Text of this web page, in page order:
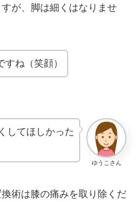
が、脚は細くはなりませ
すね（笑顔）
ゆうこさん
してほしかった
術は膝の痛みを取り除くだ